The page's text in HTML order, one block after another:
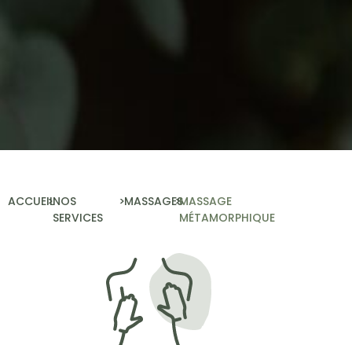
ACCUEIL
>NOS
SERVICES
>MASSAGES
>MASSAGE
MÉTAMORPHIQUE